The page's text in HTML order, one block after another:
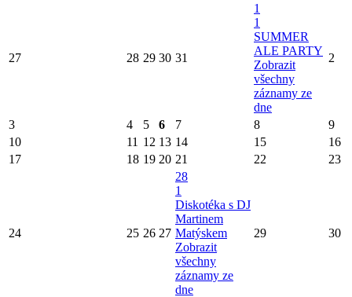
27 28 29 30 31
1
1
SUMMER
ALE PARTY
Zobrazit
všechny
záznamy ze
dne
2
3 4 5 6 7 8
9
10
11 12 13 14 15
16
17
18 19 20 21 22 23
24 25 26 27
28
1
Diskotéka s DJ
Martinem
Matýskem
Zobrazit
všechny
záznamy ze
dne
29 30